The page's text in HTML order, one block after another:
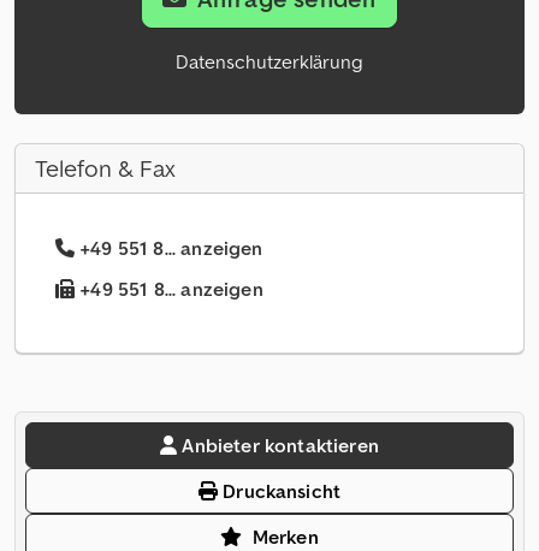
Datenschutzerklärung
Telefon & Fax
+49 551 8... anzeigen
+49 551 8... anzeigen
Anbieter kontaktieren
Druckansicht
Merken